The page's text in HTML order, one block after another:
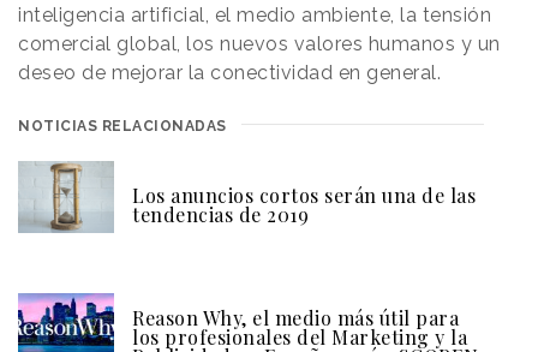
inteligencia artificial, el medio ambiente, la tensión
comercial global, los nuevos valores humanos y un
deseo de mejorar la conectividad en general.
NOTICIAS RELACIONADAS
Los anuncios cortos serán una de las
tendencias de 2019
Reason Why, el medio más útil para
los profesionales del Marketing y la